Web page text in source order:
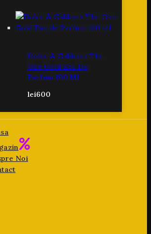
Dolce & Gabbana The
One Gold Eau De
Parfum 100 Ml
lei600
Noi